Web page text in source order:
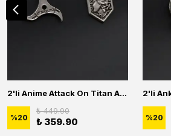
2'li Anime Attack On Titan Acrylic Maria Anime Naruto Erkek Kadın Kolye Seti
%20
₺ 449.90
₺ 359.90 %20